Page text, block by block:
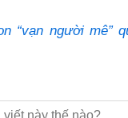
“vạn người mê”